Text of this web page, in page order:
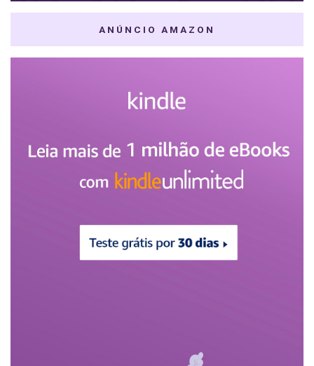
ANÚNCIO AMAZON